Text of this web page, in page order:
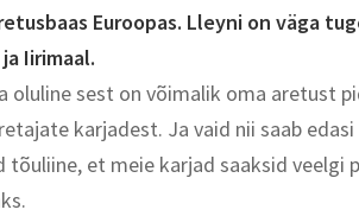
Euroopas. Lleyni on väga
Iirimaal.
oluline sest on võimalik oma aretust
karjadest. Ja vaid nii saab
tõuliine, et meie karjad saaksid veelgi